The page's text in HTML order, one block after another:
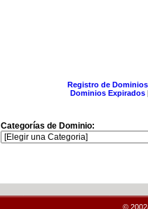
Registro de Dominios
Dominios Expirados
Categorías de Dominio:
©